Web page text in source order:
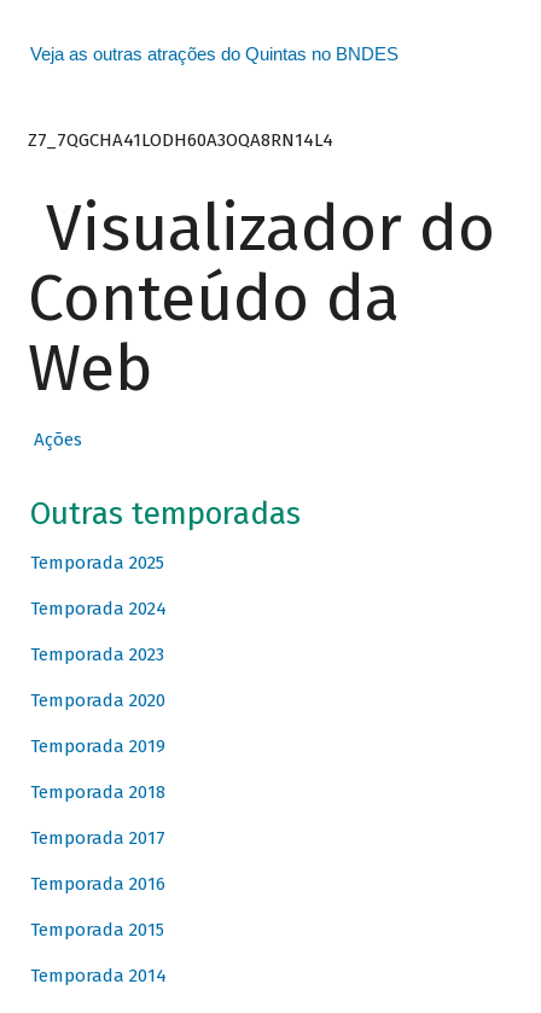
Veja as outras atrações do Quintas no BNDES
Z7_7QGCHA41LODH60A3OQA8RN14L4
Visualizador do
Conteúdo da
Web
Ações
Outras temporadas
Temporada 2025
Temporada 2024
Temporada 2023
Temporada 2020
Temporada 2019
Temporada 2018
Temporada 2017
Temporada 2016
Temporada 2015
Temporada 2014